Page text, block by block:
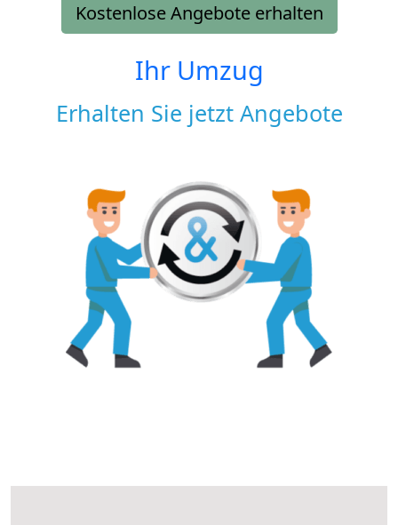
Kostenlose Angebote erhalten
Ihr Umzug
Erhalten Sie jetzt Angebote